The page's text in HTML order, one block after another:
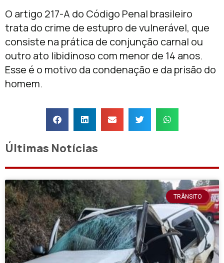
O artigo 217-A do Código Penal brasileiro
trata do crime de estupro de vulnerável, que
consiste na prática de conjunção carnal ou
outro ato libidinoso com menor de 14 anos.
Esse é o motivo da condenação e da prisão do
homem.
Últimas Notícias
TRÂNSITO